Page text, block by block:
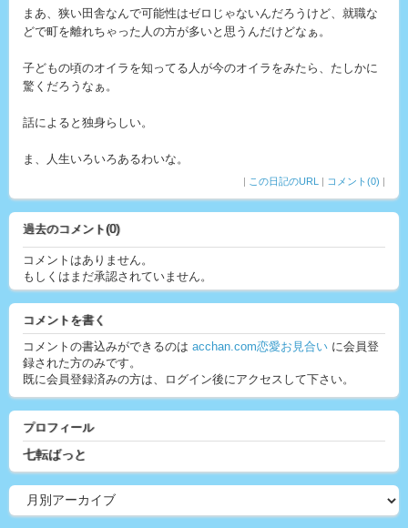
まあ、狭い田舎なんで可能性はゼロじゃないんだろうけど、就職な
どで町を離れちゃった人の方が多いと思うんだけどなぁ。
子どもの頃のオイラを知ってる人が今のオイラをみたら、たしかに
驚くだろうなぁ。
話によると独身らしい。
ま、人生いろいろあるわいな。
| この日記のURL | コメント(0) |
過去のコメント(0)
コメントはありません。
もしくはまだ承認されていません。
コメントを書く
コメントの書込みができるのは acchan.com恋愛お見合い に会員登
録された方のみです。
既に会員登録済みの方は、ログイン後にアクセスして下さい。
プロフィール
七転ばっと